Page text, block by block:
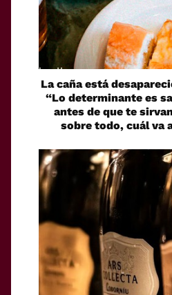
La caña está
“Lo determinante es
antes de que te
sobre todo, cuál va